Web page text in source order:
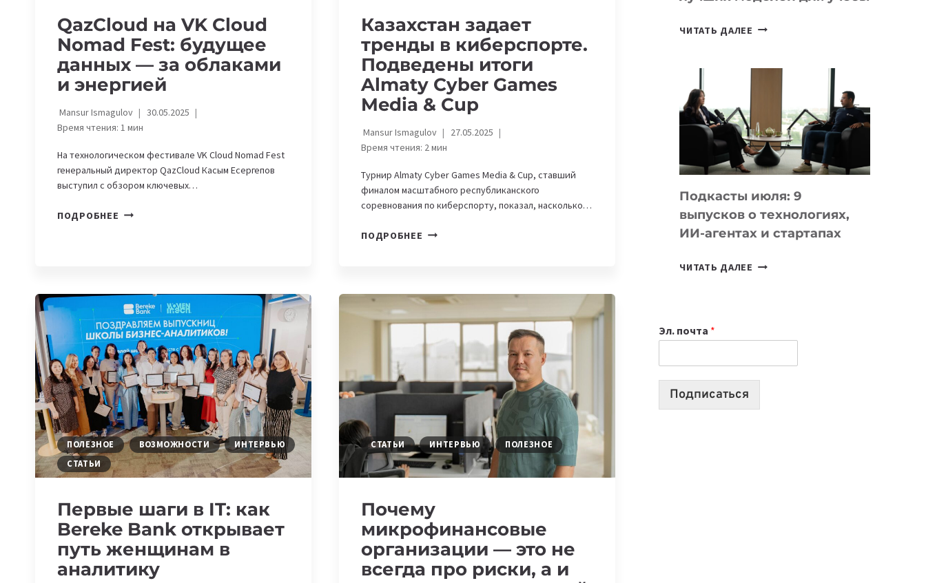
QazCloud на VK Cloud
Nomad Fest: будущее
данных — за облаками
и энергией
Mansur Ismagulov
30.05.2025
Время чтения: 1 мин
На технологическом фестивале VK Cloud Nomad Fest
генеральный директор QazCloud Касым Есергепов
выступил с обзором ключевых…
ПОДРОБНЕЕ QAZCLOUD
FEST:
БУДУЩЕЕ
ДАННЫХ
—
ЗА
ОБЛАКАМИ
И
ЭНЕРГИЕЙ
Казахстан задает
тренды в киберспорте.
Подведены итоги
Almaty Cyber Games
Media & Cup
Mansur Ismagulov
27.05.2025
Время чтения: 2мин
Турнир Almaty Cyber Games Media & Cup, ставший
финалом масштабного республиканского
соревнования по киберспорту, показал, насколько…
ПОДРОБНЕЕ КАЗАХСТАН
КИБЕРСПОРТЕ.
ИТОГИ
ALMATY
CYBER
MEDIA
CUP
ПОЛЕЗНОЕ ВОЗМОЖНОСТИ
ИНТЕРВЬЮ
СТАТЬИ
Первые шаги в IT: как
Bereke Bank открывает
путь женщинам в
аналитику
СТАТЬИ ИНТЕРВЬЮ ПОЛЕЗНОЕ
Почему
микрофинансовые
организации — это не
всегда про риски, а и
ЧИТАТЬ ДАЛЕЕ КАКОЙ
2026:
10
ЛУЧШИХ
ДЛЯ
УЧЕБЫ
Подкасты июля: 9
выпусков о технологиях,
ИИ-агентах и стартапах
ЧИТАТЬ ДАЛЕЕ ПОДКАСТЫ
ИИ-
АГЕНТАХ
Эл. почта *
Подписаться